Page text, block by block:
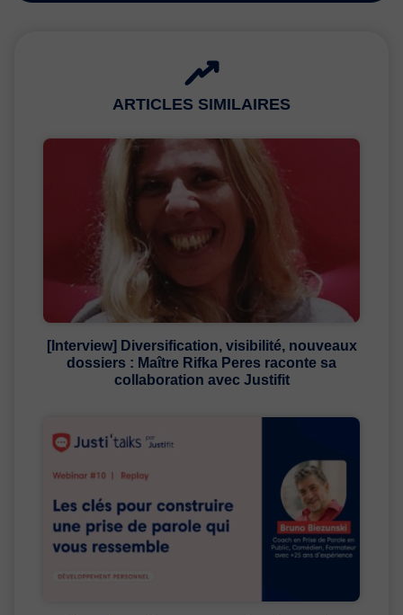
ARTICLES SIMILAIRES
[Interview] Diversification, visibilité, nouveaux
dossiers : Maître Rifka Peres raconte sa
collaboration avec Justifit